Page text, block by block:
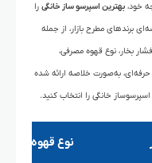
خود، بهترین اسپرسو ساز خانگی را
برندهای مطرح بازار، از جمله
بخار، نوع قهوه مصرفی،
به‌صورت خلاصه ارائه شده
خانگی را انتخاب کنید.
نوع قهوه قابل